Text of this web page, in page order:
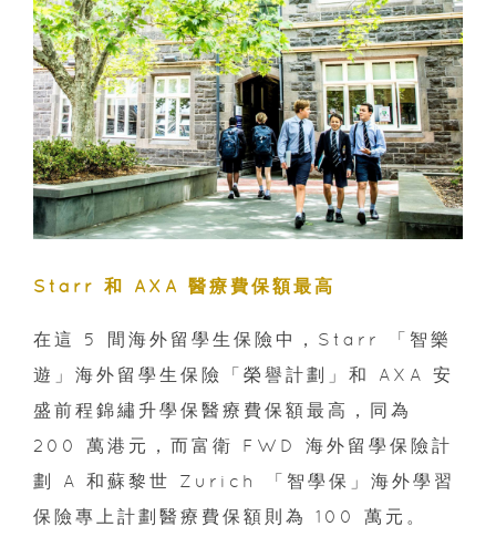
Starr 和 AXA 醫療費保額最高
在這 5 間海外留學生保險中，Starr 「智樂
遊」海外留學生保險「榮譽計劃」和 AXA 安
盛前程錦繡升學保醫療費保額最高，同為
200 萬港元，而富衛 FWD 海外留學保險計
劃 A 和蘇黎世 Zurich 「智學保」海外學習
保險專上計劃醫療費保額則為 100 萬元。